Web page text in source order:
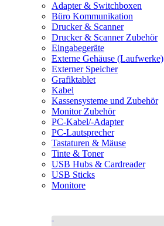
Adapter & Switchboxen
Büro Kommunikation
Drucker & Scanner
Drucker & Scanner Zubehör
Eingabegeräte
Externe Gehäuse (Laufwerke)
Externer Speicher
Grafiktablet
Kabel
Kassensysteme und Zubehör
Monitor Zubehör
PC-Kabel/-Adapter
PC-Lautsprecher
Tastaturen & Mäuse
Tinte & Toner
USB Hubs & Cardreader
USB Sticks
Monitore